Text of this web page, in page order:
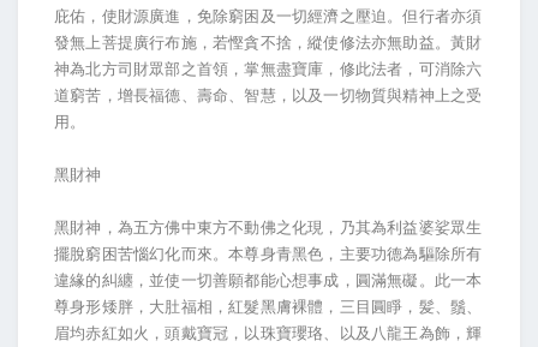
庇佑，使財源廣進，免除窮困及一切經濟之壓迫。但行者亦須
發無上菩提廣行布施，若慳貪不捨，縱使修法亦無助益。黃財
神為北方司財眾部之首領，掌無盡寶庫，修此法者，可消除六
道窮苦，增長福德、壽命、智慧，以及一切物質與精神上之受
用。
黑財神
黑財神，為五方佛中東方不動佛之化現，乃其為利益婆娑眾生
擺脫窮困苦惱幻化而來。本尊身青黑色，主要功德為驅除所有
違緣的糾纏，並使一切善願都能心想事成，圓滿無礙。此一本
尊身形矮胖，大肚福相，紅髮黑膚裸體，三目圓睜，髪、鬚、
眉均赤紅如火，頭戴寶冠，以珠寶瓔珞、以及八龍王為飾，輝